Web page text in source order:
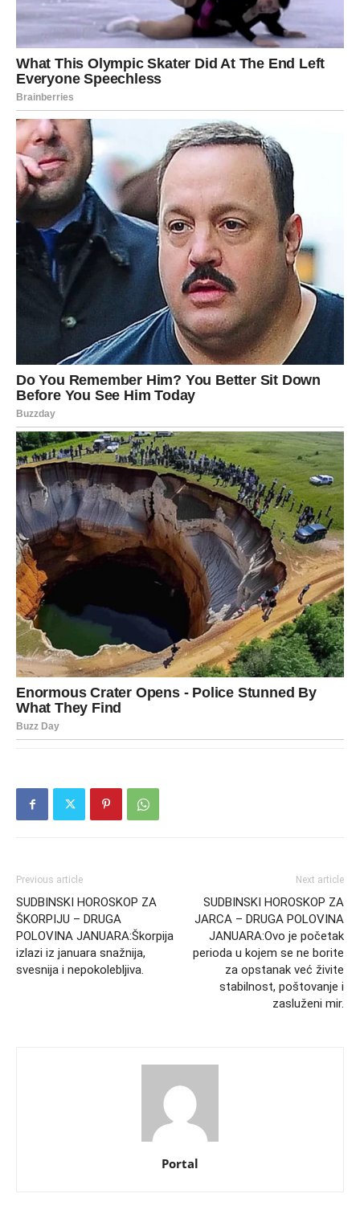
Previous article
SUDBINSKI HOROSKOP ZA
ŠKORPIJU – DRUGA
POLOVINA JANUARA:Škorpija
izlazi iz januara snažnija,
svesnija i nepokolebljiva.
Next article
SUDBINSKI HOROSKOP ZA
JARCA – DRUGA POLOVINA
JANUARA:Ovo je početak
perioda u kojem se ne borite
za opstanak već živite
stabilnost, poštovanje i
zasluženi mir.
Portal